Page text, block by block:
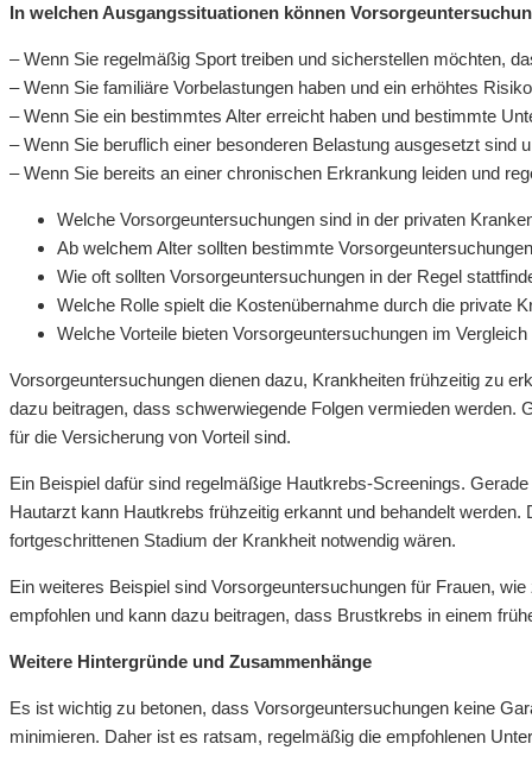
In welchen Ausgangssituationen können
– Wenn Sie regelmäßig Sport treiben und sicherstellen möchten,
– Wenn Sie familiäre Vorbelastungen haben und ein erhöhtes
– Wenn Sie ein bestimmtes Alter erreicht haben und bestimmte
– Wenn Sie beruflich einer besonderen Belastung ausgesetzt sind
– Wenn Sie bereits an einer chronischen Erkrankung leiden und
Welche Vorsorgeuntersuchungen sind in der privaten
Ab welchem Alter sollten bestimmte
Wie oft sollten Vorsorgeuntersuchungen in der Regel
Welche Rolle spielt die Kostenübernahme durch die private
Welche Vorteile bieten Vorsorgeuntersuchungen im
Vorsorgeuntersuchungen dienen dazu, Krankheiten frühzeitig zu
dazu beitragen, dass schwerwiegende Folgen vermieden werden.
für die Versicherung von Vorteil sind.
Ein Beispiel dafür sind regelmäßige Hautkrebs-Screenings.
Hautarzt kann Hautkrebs frühzeitig erkannt und behandelt
fortgeschrittenen Stadium der Krankheit notwendig wären.
Ein weiteres Beispiel sind Vorsorgeuntersuchungen für Frauen,
empfohlen und kann dazu beitragen, dass Brustkrebs in einem
Weitere Hintergründe und Zusammenhänge
Es ist wichtig zu betonen, dass Vorsorgeuntersuchungen keine
minimieren. Daher ist es ratsam, regelmäßig die empfohlenen